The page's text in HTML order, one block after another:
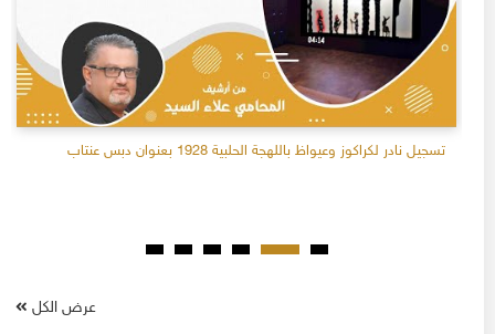
تسجيل نادر لكراكوز وعيواظ باللهجة الحلبية 1928 بعنوان دبس عنتاب
عرض الكل